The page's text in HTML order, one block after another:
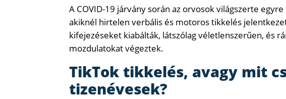
A COVID-19 járvány során az orvosok világszerte
akiknél hirtelen verbális és motoros tikkelés
kifejezéseket kiabálták, látszólag véletlenszerűen, és
mozdulatokat végeztek.
TikTok tikkelés, avagy mit
tizenévesek?